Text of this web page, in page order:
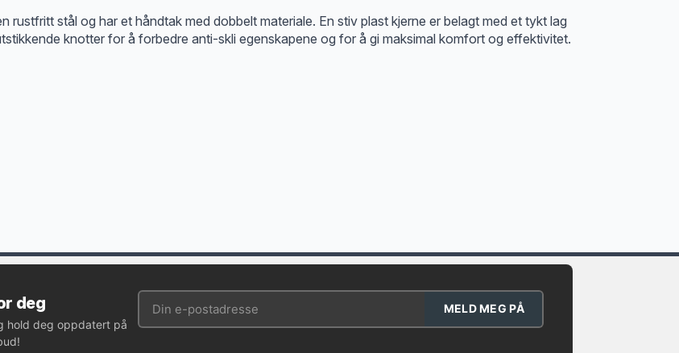
rustfritt stål og har et håndtak med dobbelt materiale. En stiv plast kjerne er belagt med et tykt lag
knotter for å forbedre anti-skli egenskapene og for å gi maksimal komfort og effektivitet.
deg
hold deg oppdatert på
MELD MEG PÅ